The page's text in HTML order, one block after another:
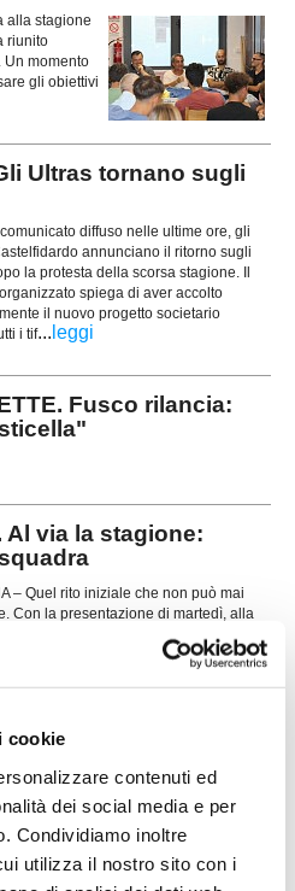
cookie
contenuti ed
dei social media e per
Condividiamo inoltre
utilizza il nostro sito con i
alla stagione
riunito
Un momento
gli obiettivi
Ultras tornano sugli
diffuso nelle ultime ore, gli
annunciano il ritorno sugli
la protesta della scorsa stagione. Il
spiega di aver accolto
il nuovo progetto societario
i tif... leggi
Fusco rilancia:
Al via la stagione:
– Quel rito iniziale che non può mai
Con la presentazione di martedì, alla
Dorica ha preso il largo verso la
2026-2027. Qualche parola
chi è il nuovo
nomina di
direttore